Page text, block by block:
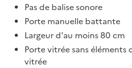
Pas de balise sonore
Porte manuelle battante
Largeur d'au moins 80 cm
Porte vitrée sans éléments
vitrée